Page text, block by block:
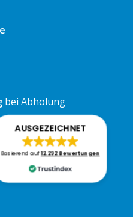
AUSGEZEICHNET
Basierend auf12.292 Bewertungen
bei Abholung